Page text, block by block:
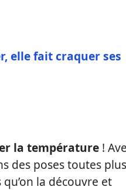
elle fait craquer ses
la température !
des poses toutes plus
la découvre et